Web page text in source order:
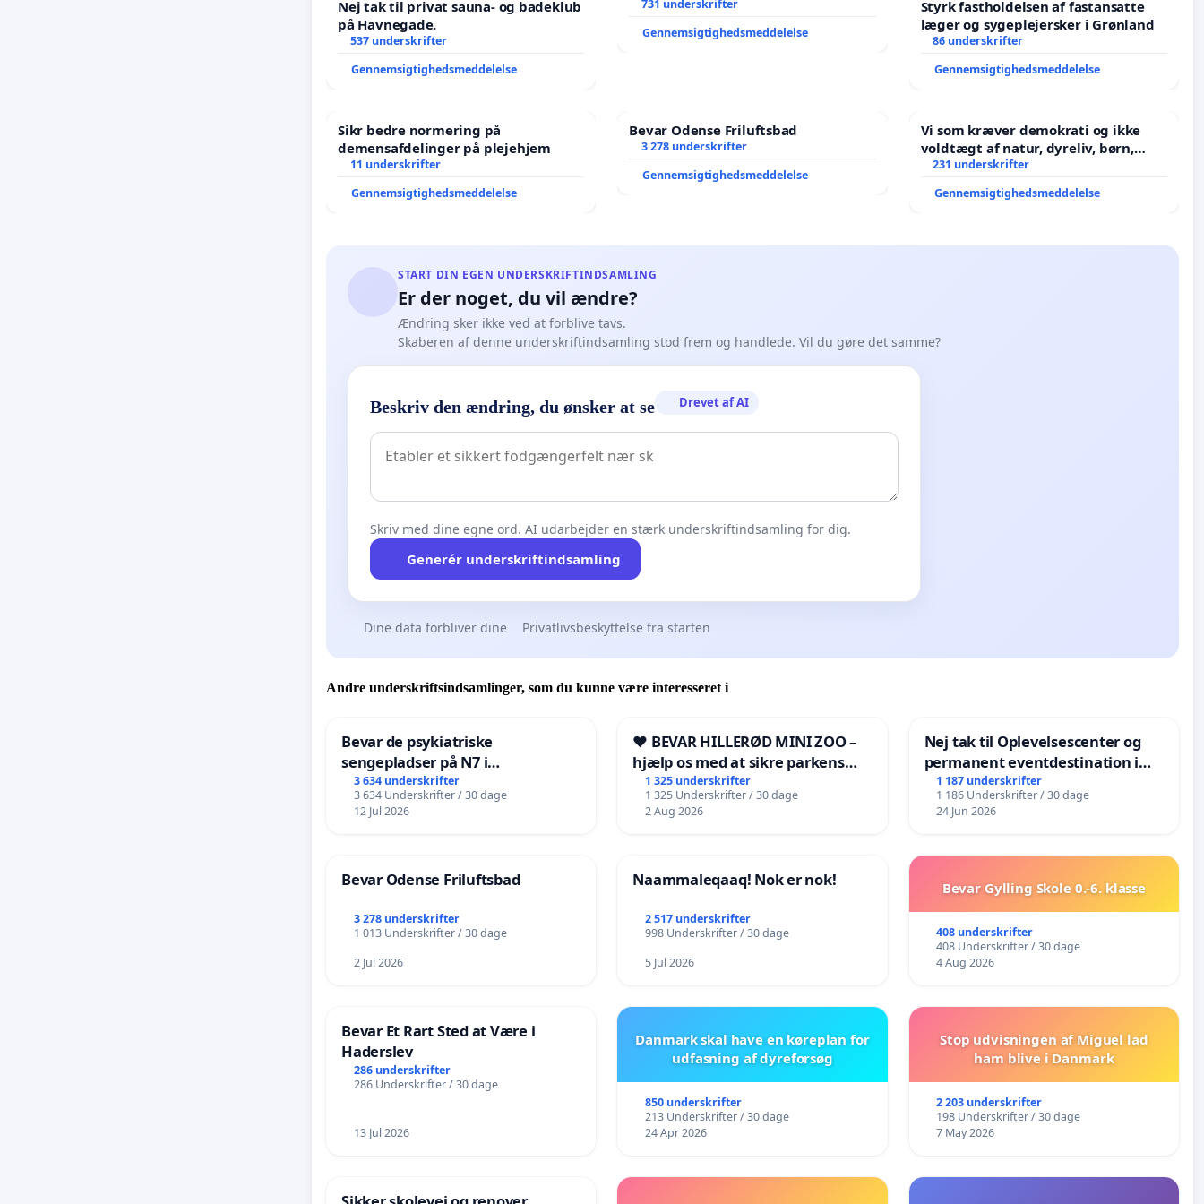
Nej tak til privat sauna- og badeklub
på Havnegade.
537 underskrifter
Gennemsigtighedsmeddelelse
731 underskrifter
Gennemsigtighedsmeddelelse
Styrk fastholdelsen af fastansatte
læger og sygeplejersker i Grønland
86 underskrifter
Gennemsigtighedsmeddelelse
Sikr bedre normering på
demensafdelinger på plejehjem
11 underskrifter
Gennemsigtighedsmeddelelse
Bevar Odense Friluftsbad
3 278 underskrifter
Gennemsigtighedsmeddelelse
Vi som kræver demokrati og ikke
voldtægt af natur, dyreliv, børn,
unge Borgene har sagt NEJ i mange
231 underskrifter
Gennemsigtighedsmeddelelse
START DIN EGEN UNDERSKRIFTINDSAMLING
Er der noget, du vil ændre?
Ændring sker ikke ved at forblive tavs.
Skaberen af denne underskriftindsamling stod frem og handlede. Vil du gøre det samme?
Beskriv den ændring, du ønsker at se Drevet af AI
Skriv med dine egne ord. AI udarbejder en stærk underskriftindsamling for dig.
Generér underskriftindsamling
Dine data forbliver dine Privatlivsbeskyttelse fra starten
Andre underskriftsindsamlinger, som du kunne være interesseret i
Bevar de psykiatriske
sengepladser på N7 i
Frederikshavn
3 634 underskrifter
3 634 Underskrifter / 30 dage
12 Jul 2026
❤️ BEVAR HILLERØD MINI ZOO –
hjælp os med at sikre parkens
fremtid ❤️
1 325 underskrifter
1 325 Underskrifter / 30 dage
2 Aug 2026
Nej tak til Oplevelsescenter og
permanent eventdestination i
Vejby - Ja tak til et levende
lokalområde i balance
1 187 underskrifter
1 186 Underskrifter / 30 dage
24 Jun 2026
Bevar Odense Friluftsbad
3 278 underskrifter
1 013 Underskrifter / 30 dage
2 Jul 2026
Naammaleqaaq! Nok er nok!
2 517 underskrifter
998 Underskrifter / 30 dage
5 Jul 2026
Bevar Gylling Skole 0.-6. klasse
408 underskrifter
408 Underskrifter / 30 dage
4 Aug 2026
Bevar Et Rart Sted at Være i
Haderslev
286 underskrifter
286 Underskrifter / 30 dage
13 Jul 2026
Danmark skal have en køreplan for
udfasning af dyreforsøg
850 underskrifter
213 Underskrifter / 30 dage
24 Apr 2026
Stop udvisningen af Miguel lad
ham blive i Danmark
2 203 underskrifter
198 Underskrifter / 30 dage
7 May 2026